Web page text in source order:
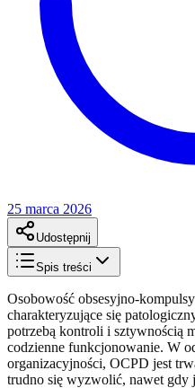
25 marca 2026
Udostępnij
Spis treści
Osobowość obsesyjno-
charakteryzujące się
potrzebą kontroli i sztywnością
codzienne funkcjonowanie. W
organizacyjności, OCPD jest
trudno się wyzwolić, nawet gdy